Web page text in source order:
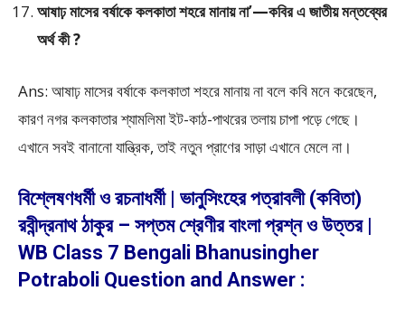
আষাঢ় মাসের বর্ষাকে কলকাতা শহরে মানায় না’—কবির এ জাতীয় মন্তব্যের
অর্থ কী ?
Ans: আষাঢ় মাসের বর্ষাকে কলকাতা শহরে মানায় না বলে কবি মনে করেছেন,
কারণ নগর কলকাতার শ্যামলিমা ইট-কাঠ-পাথরের তলায় চাপা পড়ে গেছে।
এখানে সবই বানানো যান্ত্রিক, তাই নতুন প্রাণের সাড়া এখানে মেলে না।
বিশ্লেষণধর্মী ও রচনাধর্মী | ভানুসিংহের পত্রাবলী (কবিতা)
রবীন্দ্রনাথ ঠাকুর – সপ্তম শ্রেণীর বাংলা প্রশ্ন ও উত্তর |
WB Class 7 Bengali Bhanusingher
Potraboli Question and Answer :